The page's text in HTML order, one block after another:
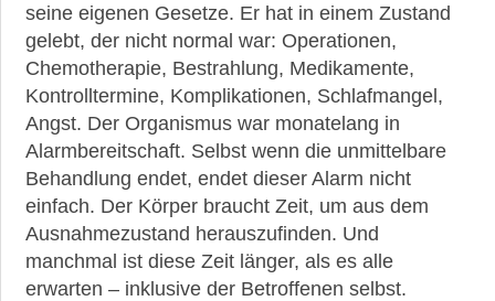
seine eigenen Gesetze. Er hat in einem Zustand
gelebt, der nicht normal war: Operationen,
Chemotherapie, Bestrahlung, Medikamente,
Kontrolltermine, Komplikationen, Schlafmangel,
Angst. Der Organismus war monatelang in
Alarmbereitschaft. Selbst wenn die unmittelbare
Behandlung endet, endet dieser Alarm nicht
einfach. Der Körper braucht Zeit, um aus dem
Ausnahmezustand herauszufinden. Und
manchmal ist diese Zeit länger, als es alle
erwarten – inklusive der Betroffenen selbst.